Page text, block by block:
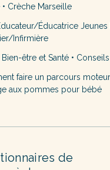
• Crèche Marseille
Éducatrice Jeunes
Infirmière
être et Santé •
faire un parcours
aux pommes pour bébé
de